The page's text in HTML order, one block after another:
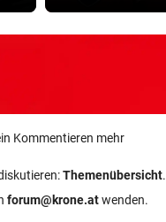
Kommentieren mehr
Themenübersicht.
forum@krone.atwenden.